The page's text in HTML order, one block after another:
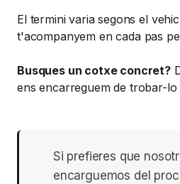
El termini varia segons el
t'acompanyem en cada pas
Busques un cotxe concret?
ens encarreguem de trobar-
Si prefieres que
encarguemos del